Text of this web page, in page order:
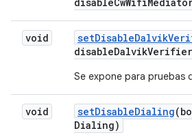
void setDisableDalvik
disableDalvik
Se expone para pruebas
void setDisableDialing
Dialing)